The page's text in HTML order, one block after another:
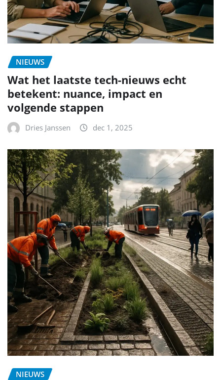
NIEUWS
Wat het laatste tech-nieuws echt
betekent: nuance, impact en
volgende stappen
Dries Janssen dec 1, 2025
NIEUWS